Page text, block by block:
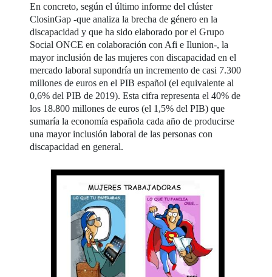
En concreto, según el último informe del clúster
ClosinGap -que analiza la brecha de género en la
discapacidad y que ha sido elaborado por el Grupo
Social ONCE en colaboración con Afi e Ilunion-, la
mayor inclusión de las mujeres con discapacidad en el
mercado laboral supondría un incremento de casi 7.300
millones de euros en el PIB español (el equivalente al
0,6% del PIB de 2019). Esta cifra representa el 40% de
los 18.800 millones de euros (el 1,5% del PIB) que
sumaría la economía española cada año de producirse
una mayor inclusión laboral de las personas con
discapacidad en general.